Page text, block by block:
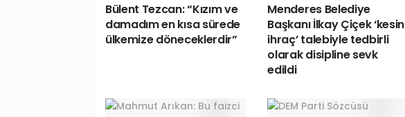
Bülent Tezcan: “Kızım ve
damadım en kısa sürede
ülkemize döneceklerdir”
Menderes Belediye
Başkanı İlkay Çiçek ‘kesin
ihraç’ talebiyle tedbirli
olarak disipline sevk
edildi